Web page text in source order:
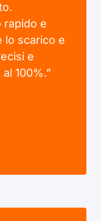
rapido e
lo scarico e
e
100%.”